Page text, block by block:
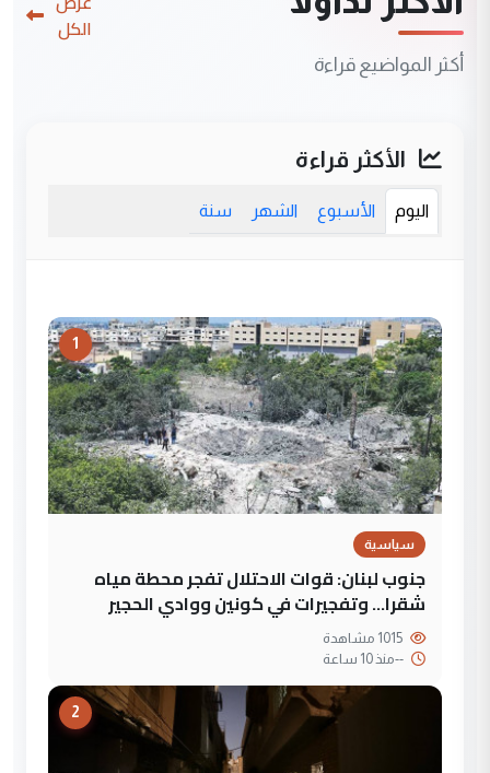
أكثر المواضيع قراءة
الكل
الأكثر قراءة
اليوم الأسبوع الشهر سنة
1
سياسية
جنوب لبنان: قوات الاحتلال تفجر محطة مياه
شقرا… وتفجيرات في كونين ووادي الحجير
--منذ 10 ساعة
2